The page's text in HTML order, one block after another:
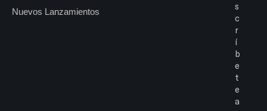
Nuevos Lanzamientos
s
c
r
í
b
e
t
e
a